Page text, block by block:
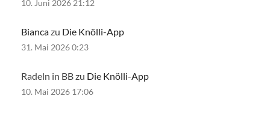
10. Juni 2026 21:12
Biancazu Die Knölli-App
31. Mai 2026 0:23
Radeln in BB zu Die Knölli-App
10. Mai 2026 17:06